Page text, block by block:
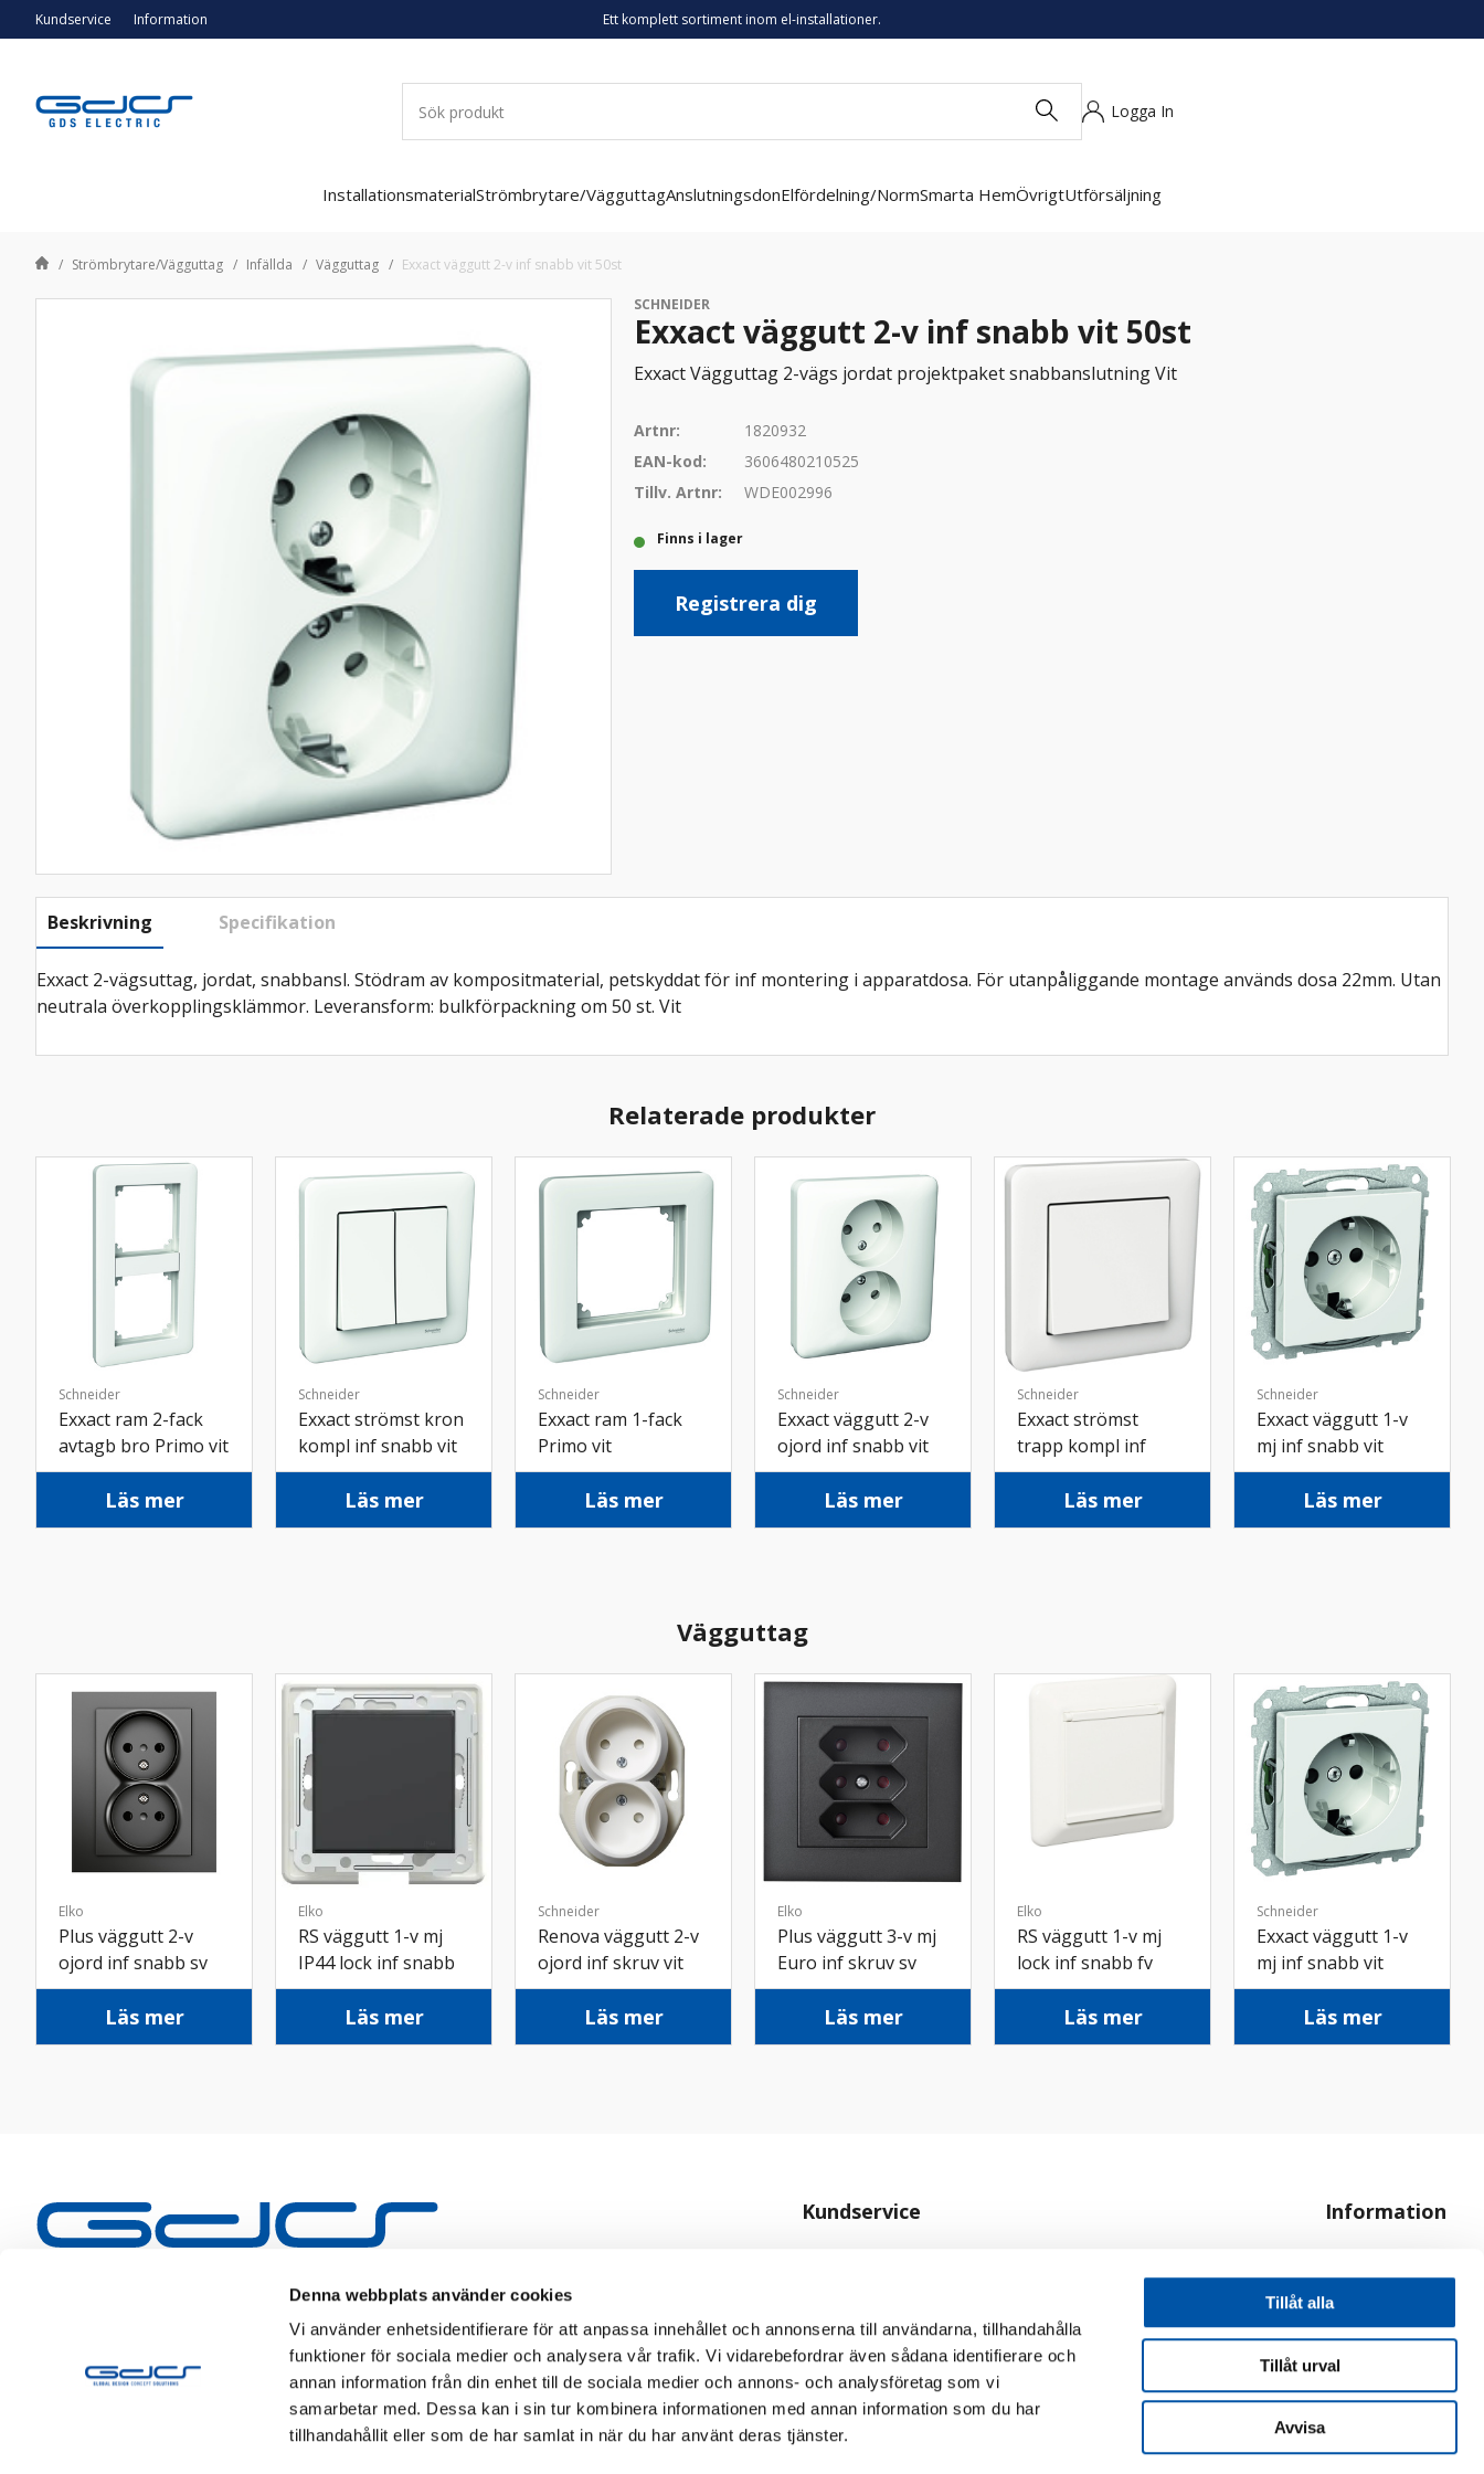
Denna webbplats använder cookies
Vi använder enhetsidentifierare för att anpassa innehållet och annonserna till användarna, tillhandahålla
funktioner för sociala medier och analysera vår trafik. Vi vidarebefordrar även sådana identifierare och
annan information från din enhet till de sociala medier och annons- och analysföretag som vi
samarbetar med. Dessa kan i sin tur kombinera informationen med annan information som du har
tillhandahållit eller som de har samlat in när du har använt deras tjänster.
Tillåt alla
Tillåt urval
Avvisa
Kundservice Information Ett komplett sortiment inom el-installationer.
Logga In
InstallationsmaterialStrömbrytare/VägguttagAnslutningsdonElfördelning/NormSmarta HemÖvrigtUtförsäljning
Strömbrytare/Vägguttag Infällda Vägguttag Exxact väggutt 2-v inf snabb vit 50st
SCHNEIDER
Exxact väggutt 2-v inf snabb vit 50st
Exxact Vägguttag 2-vägs jordat projektpaket snabbanslutning Vit
Artnr:
1820932
EAN-kod:
3606480210525
Tillv. Artnr:
WDE002996
Finns i lager
Registrera dig
Beskrivning Specifikation
Exxact 2-vägsuttag, jordat, snabbansl. Stödram av kompositmaterial, petskyddat för inf montering i apparatdosa. För utanpåliggande montage används dosa 22mm. Utan
neutrala överkopplingsklämmor. Leveransform: bulkförpackning om 50 st. Vit
Relaterade produkter
Schneider
Exxact ram 2-fack
avtagb bro Primo vit
Läs mer
Schneider
Exxact strömst kron
kompl inf snabb vit
50st
Läs mer
Schneider
Exxact ram 1-fack
Primo vit
Läs mer
Schneider
Exxact väggutt 2-v
ojord inf snabb vit
Läs mer
Schneider
Exxact strömst
trapp kompl inf
snabb vit 50st
Läs mer
Schneider
Exxact väggutt 1-v
mj inf snabb vit
Läs mer
Vägguttag
Elko
Plus väggutt 2-v
ojord inf snabb sv
Läs mer
Elko
RS väggutt 1-v mj
IP44 lock inf snabb
sv
Läs mer
Schneider
Renova väggutt 2-v
ojord inf skruv vit
Läs mer
Elko
Plus väggutt 3-v mj
Euro inf skruv sv
Läs mer
Elko
RS väggutt 1-v mj
lock inf snabb fv
Läs mer
Schneider
Exxact väggutt 1-v
mj inf snabb vit
Läs mer
Kundservice
Personuppgiftspolicy
Cookiepolicy
Information
Hur handlar jag?